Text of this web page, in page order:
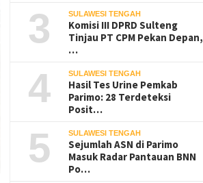
3 SULAWESI TENGAH
Komisi III DPRD Sulteng
Tinjau PT CPM Pekan Depan,
…
4 SULAWESI TENGAH
Hasil Tes Urine Pemkab
Parimo: 28 Terdeteksi
Posit…
5 SULAWESI TENGAH
Sejumlah ASN di Parimo
Masuk Radar Pantauan BNN
Po…